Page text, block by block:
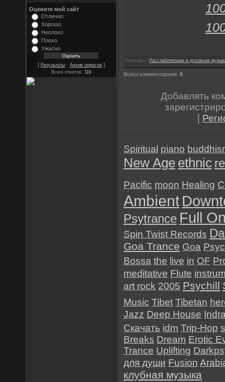
Оцените мой сайт
Отлично
Хорошо
Неплохо
Плохо
Ужасно
[ Результаты · Архив опросов ]
Всего ответов: 110
Категория: Расслабляющая и духовная
Всего комментариев: 0
Добавлять
[
Spiritual piano
New Age ethnic
Pacific moon Healing
Ambient
Psytrance Full
Spin Twist Records
Goa Trance Goa
Bossa the live in OF
meditative Flute
art rock 2005 Psychill
Music Tibet Tibetan
Jazz Deep House
Скачать idm Trip-Hop
Breaks Dream Erotic
Trance Uplifting
для души Fusion
клубная музыка